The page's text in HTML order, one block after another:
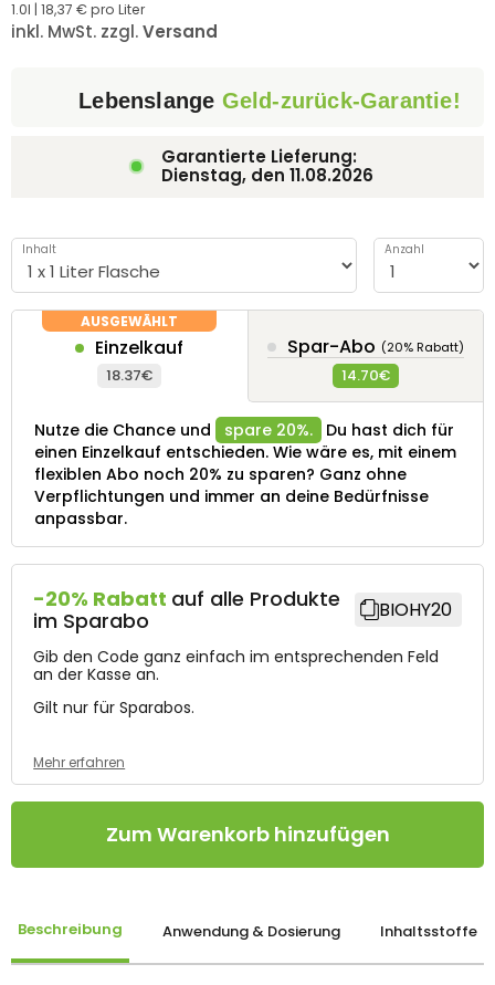
1.0l | 18,37 €pro Liter
inkl. MwSt. zzgl.Versand
Lebenslange Geld-zurück-Garantie!
Garantierte Lieferung:
Dienstag, den 11.08.2026
Inhalt Anzahl
Einzelkauf
18.37€
Spar-Abo (20% Rabatt)
14.70€
Nutze die Chance und spare 20%.
Du hast dich für
einen Einzelkauf entschieden. Wie wäre es, mit einem
flexiblen Abo noch 20% zu sparen? Ganz ohne
Verpflichtungen und immer an deine Bedürfnisse
anpassbar.
-20% Rabatt auf alle Produkte
im Sparabo
BIOHY20
Gib den Code ganz einfach im entsprechenden Feld
an der Kasse an.
Gilt nur für Sparabos.
Mehr erfahren
Zum Warenkorb hinzufügen
Beschreibung Anwendung & Dosierung Inhaltsstoffe